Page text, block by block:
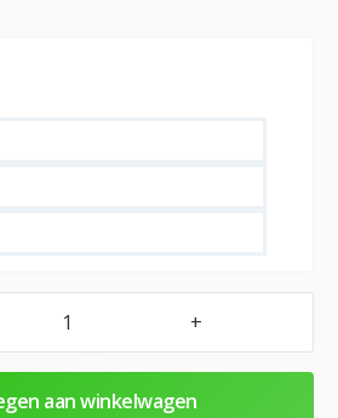
+
aan winkelwagen